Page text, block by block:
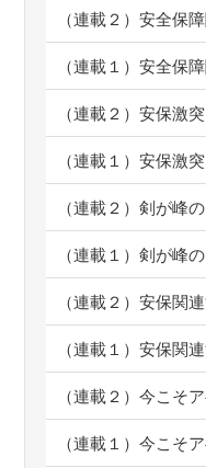
（連載２）安全保
（連載１）安全保
（連載２）安保激
（連載１）安保激
（連載２）剣が峰
（連載１）剣が峰
（連載２）安保関
（連載１）安保関
（連載２）今こそ
（連載１）今こそ